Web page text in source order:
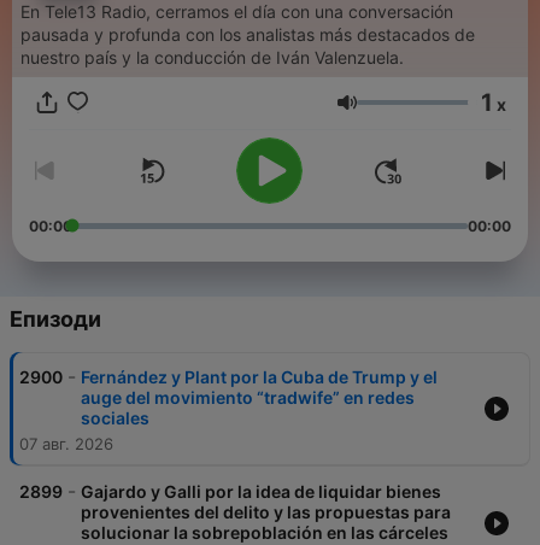
En Tele13 Radio, cerramos el día con una conversación
pausada y profunda con los analistas más destacados de
nuestro país y la conducción de Iván Valenzuela.
Сила на звука
1 x
00:00 00:00
Епизоди
2900 - Fernández y Plant por la Cuba de Trump y el
auge del movimiento “tradwife” en redes
sociales
07 авг. 2026
2899 - Gajardo y Galli por la idea de liquidar bienes
provenientes del delito y las propuestas para
solucionar la sobrepoblación en las cárceles